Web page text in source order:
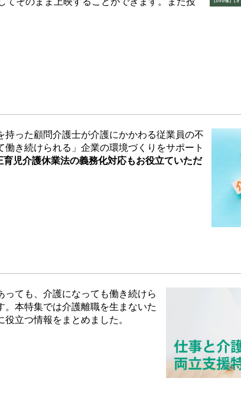
持った顧問介護士が介護にかかわる従業員の不
き続けられる」企業の環境づくりをサポート
児介護休業法の義務化対応もお役立ていただ
ても、介護になっても働き続けら
本特集では介護離職を生まないた
立つ情報をまとめました。